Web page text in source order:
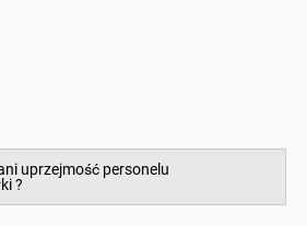
uprzejmość personelu
?